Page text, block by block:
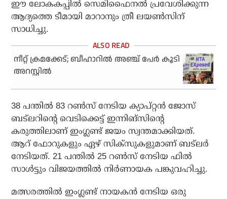
ഈ ലോകകപ്പില്‍ സെമിഫൈനല്‍ പ്രവേശിക്കുന്ന
ആദ്യത്തെ ടീമായി മാറാനും ത്രീ ലയണ്‍സിന്
സാധിച്ചു.
നീറ്റ് ക്രമക്കേട്; ബീഹാറില്‍ അഞ്ച് പേര്‍ കൂടി
അറസ്റ്റില്‍
38 പന്തില്‍ 83 റണ്‍സ് നേടിയ ക്യാപ്റ്റന്‍ ജോസ്
ബട്‌ലറിന്റെ വെടിക്കെട്ട് ഇന്നിങ്‌സിന്റെ
കരുത്തിലാണ് ഇംഗ്ലണ്ട് ജയം സ്വന്തമാക്കിയത്.
ആറ് ഫോറുകളും ഏഴ് സിക്‌സുകളുമാണ് ബട്‌ലര്‍
നേടിയത്. 21 പന്തില്‍ 25 റണ്‍സ് നേടിയ ഫില്‍
സാള്‍ട്ടും വിജയത്തില്‍ നിര്‍ണായക പങ്കുവഹിച്ചു.
മത്സരത്തില്‍ ഇംഗ്ലണ്ട് നായകന്‍ നേടിയ ഒരു